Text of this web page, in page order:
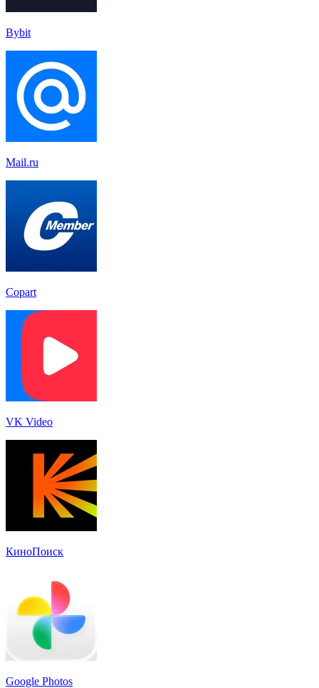
Bybit
Mail.ru
Copart
VK Video
КиноПоиск
Google Photos